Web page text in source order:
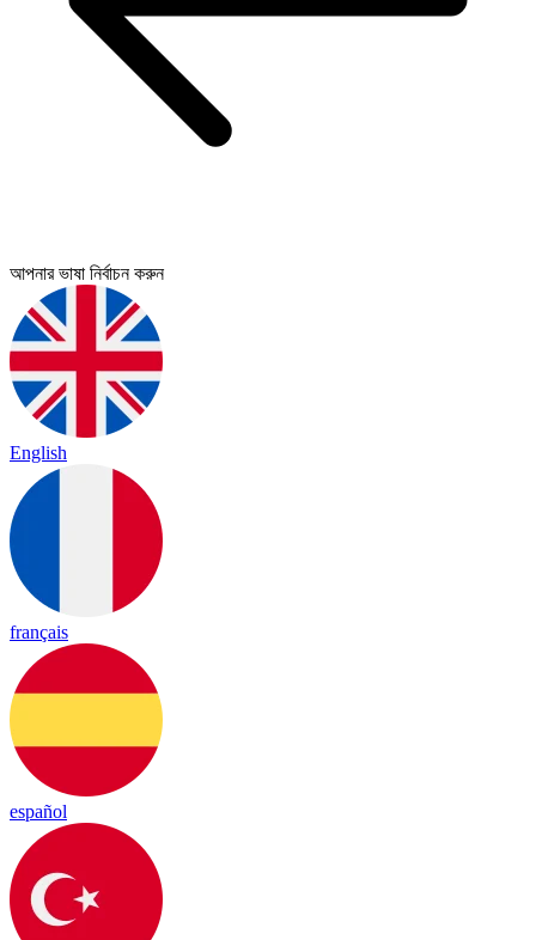
আপনার ভাষা নির্বাচন করুন
English
français
español